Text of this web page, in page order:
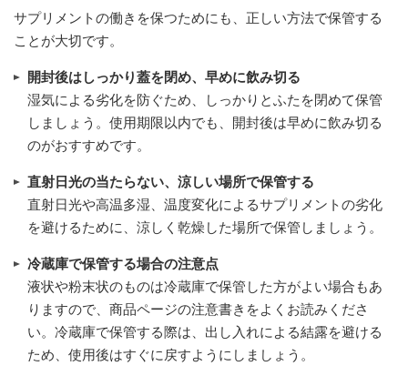
サプリメントの働きを保つためにも、正しい方法で保管する
ことが大切です。
開封後はしっかり蓋を閉め、早めに飲み切る
湿気による劣化を防ぐため、しっかりとふたを閉めて保管
しましょう。使用期限以内でも、開封後は早めに飲み切る
のがおすすめです。
直射日光の当たらない、涼しい場所で保管する
直射日光や高温多湿、温度変化によるサプリメントの劣化
を避けるために、涼しく乾燥した場所で保管しましょう。
冷蔵庫で保管する場合の注意点
液状や粉末状のものは冷蔵庫で保管した方がよい場合もあ
りますので、商品ページの注意書きをよくお読みくださ
い。冷蔵庫で保管する際は、出し入れによる結露を避ける
ため、使用後はすぐに戻すようにしましょう。